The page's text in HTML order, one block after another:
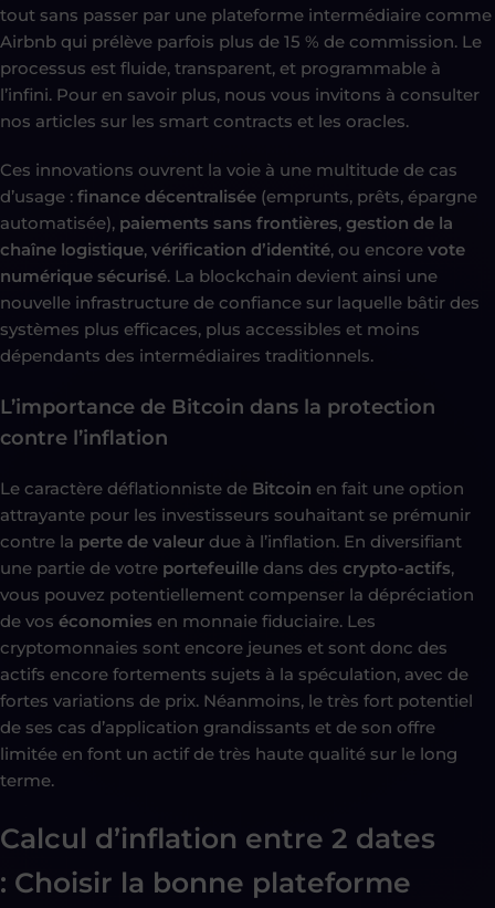
tout sans passer par une plateforme intermédiaire comme
Airbnb qui prélève parfois plus de 15 % de commission. Le
processus est fluide, transparent, et programmable à
l’infini. Pour en savoir plus, nous vous invitons à consulter
nos articles sur les smart contracts et les oracles.
Ces innovations ouvrent la voie à une multitude de cas
d’usage : finance décentralisée (emprunts, prêts, épargne
automatisée), paiements sans frontières, gestion de la
chaîne logistique, vérification d’identité, ou encore vote
numérique sécurisé. La blockchain devient ainsi une
nouvelle infrastructure de confiance sur laquelle bâtir des
systèmes plus efficaces, plus accessibles et moins
dépendants des intermédiaires traditionnels.
L’importance de Bitcoin dans la protection
contre l’inflation
Le caractère déflationniste de Bitcoin en fait une option
attrayante pour les investisseurs souhaitant se prémunir
contre la perte de valeur due à l’inflation. En diversifiant
une partie de votre portefeuille dans des crypto-actifs,
vous pouvez potentiellement compenser la dépréciation
de vos économies en monnaie fiduciaire. Les
cryptomonnaies sont encore jeunes et sont donc des
actifs encore fortements sujets à la spéculation, avec de
fortes variations de prix. Néanmoins, le très fort potentiel
de ses cas d’application grandissants et de son offre
limitée en font un actif de très haute qualité sur le long
terme.
Calcul d’inflation entre 2 dates
: Choisir la bonne plateforme